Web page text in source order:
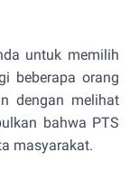
untuk memilih
beberapa orang
dengan melihat
bahwa PTS
masyarakat.